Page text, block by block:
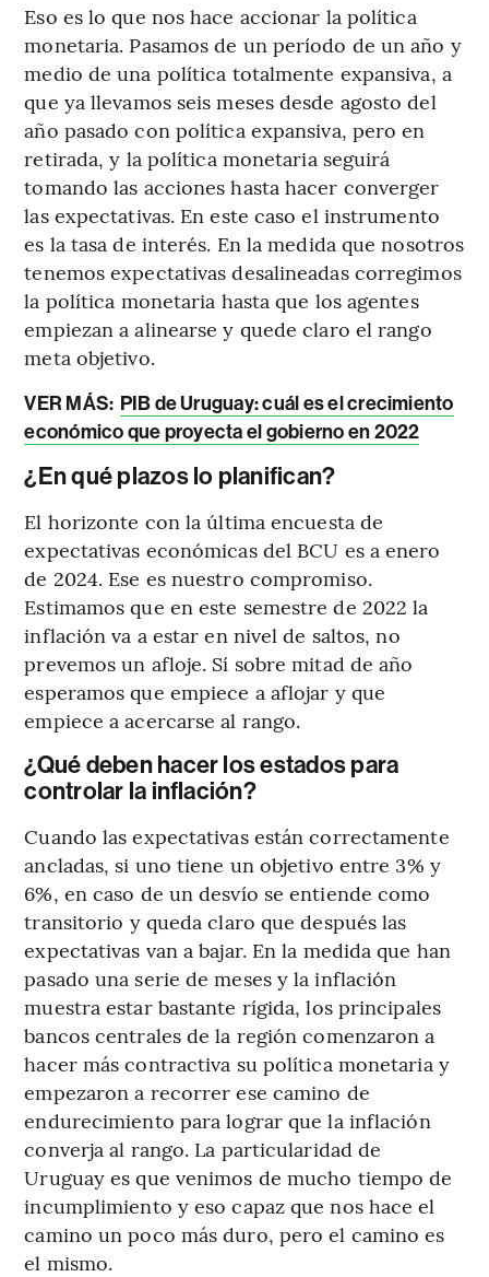
Eso es lo que nos hace accionar la política
monetaria. Pasamos de un período de un año y
medio de una política totalmente expansiva, a
que ya llevamos seis meses desde agosto del
año pasado con política expansiva, pero en
retirada, y la política monetaria seguirá
tomando las acciones hasta hacer converger
las expectativas. En este caso el instrumento
es la tasa de interés. En la medida que nosotros
tenemos expectativas desalineadas corregimos
la política monetaria hasta que los agentes
empiezan a alinearse y quede claro el rango
meta objetivo.
VER MÁS: PIB de Uruguay: cuál es el crecimiento
económico que proyecta el gobierno en 2022
¿En qué plazos lo planifican?
El horizonte con la última encuesta de
expectativas económicas del BCU es a enero
de 2024. Ese es nuestro compromiso.
Estimamos que en este semestre de 2022 la
inflación va a estar en nivel de saltos, no
prevemos un afloje. Sí sobre mitad de año
esperamos que empiece a aflojar y que
empiece a acercarse al rango.
¿Qué deben hacer los estados para
controlar la inflación?
Cuando las expectativas están correctamente
ancladas, si uno tiene un objetivo entre 3% y
6%, en caso de un desvío se entiende como
transitorio y queda claro que después las
expectativas van a bajar. En la medida que han
pasado una serie de meses y la inflación
muestra estar bastante rígida, los principales
bancos centrales de la región comenzaron a
hacer más contractiva su política monetaria y
empezaron a recorrer ese camino de
endurecimiento para lograr que la inflación
converja al rango. La particularidad de
Uruguay es que venimos de mucho tiempo de
incumplimiento y eso capaz que nos hace el
camino un poco más duro, pero el camino es
el mismo.